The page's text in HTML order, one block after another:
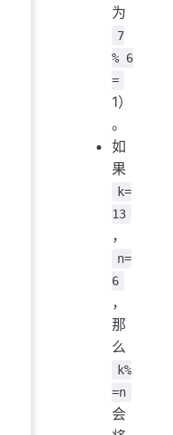
为
7
% 6
=
1）
。
如
果
k=
13
，
n=
6
，
那
么
k%
=n
会